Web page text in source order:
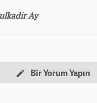
Ay
Bir Yorum Yapın